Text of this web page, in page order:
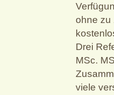
ohne zu
Drei
MSc.
viele